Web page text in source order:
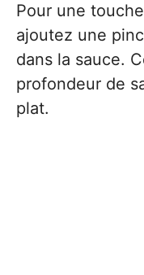
Pour une
ajoutez une
dans la sauce.
profondeur de
plat.